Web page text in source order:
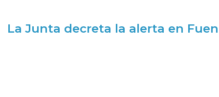
La Junta decreta la alerta en